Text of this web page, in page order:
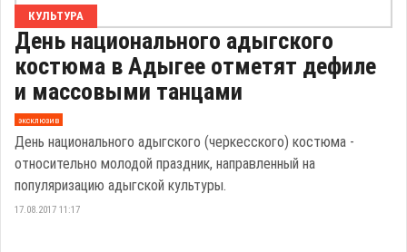
КУЛЬТУРА
День национального адыгского
костюма в Адыгее отметят дефиле
и массовыми танцами
эксклюзив
День национального адыгского (черкесского) костюма -
относительно молодой праздник, направленный на
популяризацию адыгской культуры.
17.08.2017 11:17